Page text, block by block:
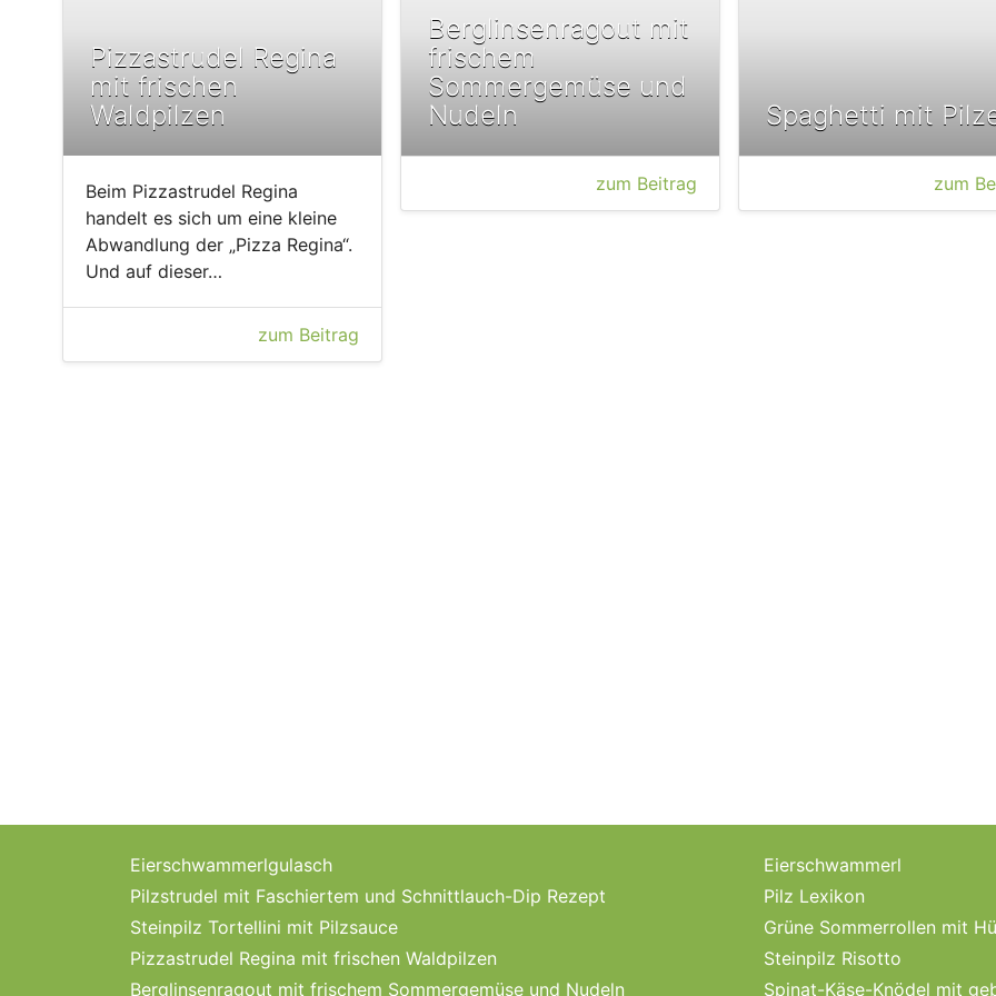
Pizzastrudel Regina
mit frischen
Waldpilzen
Beim Pizzastrudel Regina
handelt es sich um eine kleine
Abwandlung der „Pizza Regina“.
Und auf dieser…
zum Beitrag
Berglinsenragout mit
frischem
Sommergemüse und
Nudeln
zum Beitrag
Spaghetti mit
zum
Eierschwammerlgulasch
Pilzstrudel mit Faschiertem und Schnittlauch-Dip Rezept
Steinpilz Tortellini mit Pilzsauce
Pizzastrudel Regina mit frischen Waldpilzen
Berglinsenragout mit frischem Sommergemüse und Nudeln
Eierschwammerl
Pilz Lexikon
Grüne Sommerrollen mit
Steinpilz Risotto
Spinat-Käse-Knödel mit